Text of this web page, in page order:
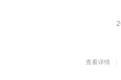
查看详情